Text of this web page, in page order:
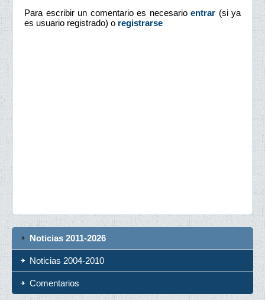
Para escribir un comentario es necesario entrar (si ya
es usuario registrado) o registrarse
Noticias 2011-2026
Noticias 2004-2010
Comentarios